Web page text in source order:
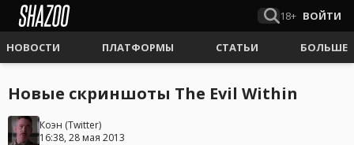
18+ ВОЙТИ
НОВОСТИ ПЛАТФОРМЫ СТАТЬИ БОЛЬШЕ
Новые скриншоты The Evil Within
Коэн (Twitter)
16:38, 28 мая 2013